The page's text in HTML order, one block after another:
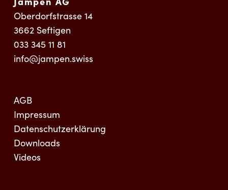
Oberdorfstrasse 14
3662 Seftigen
033 345 11 81
info@jampen.swiss
AGB
Impressum
Datenschutzerklärung
Downloads
Videos